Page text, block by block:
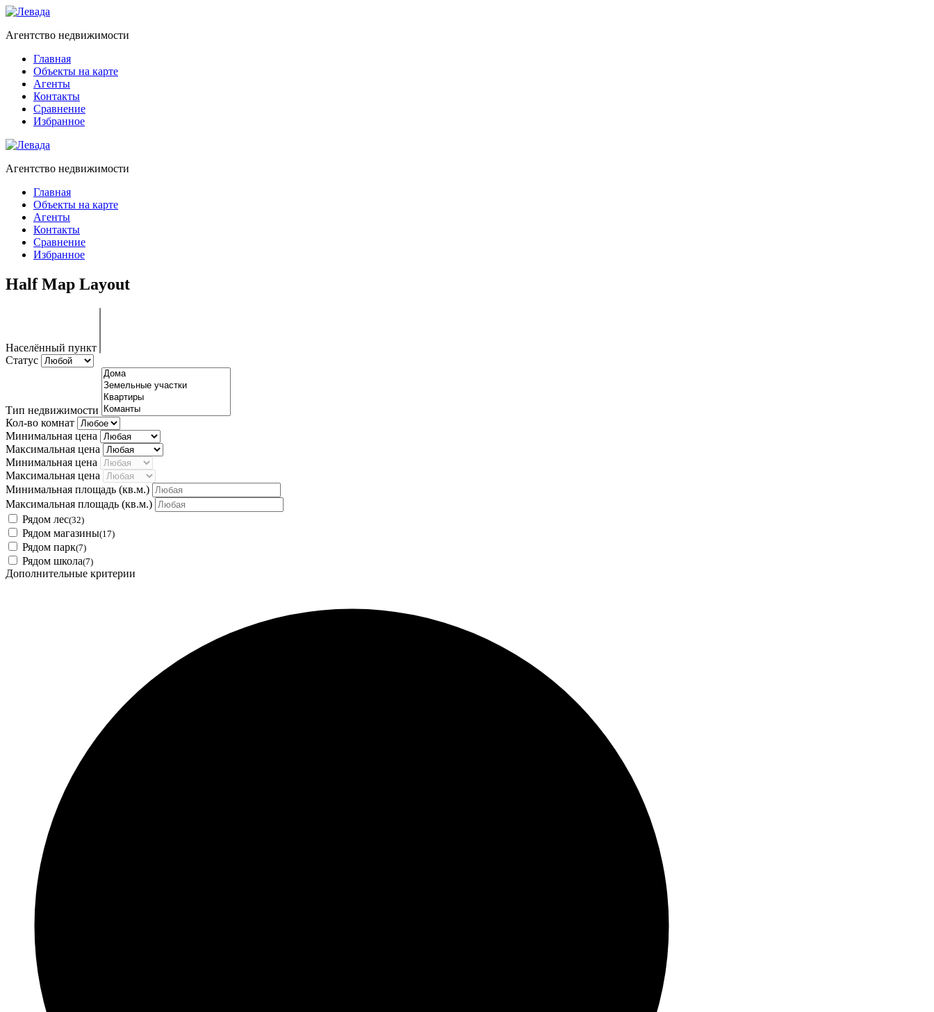
Агентство недвижимости
Главная
Объекты на карте
Агенты
Контакты
Сравнение
Избранное
Агентство недвижимости
Главная
Объекты на карте
Агенты
Контакты
Сравнение
Избранное
Half Map Layout
Населённый пункт
Статус
Тип недвижимости
Кол-во комнат
Минимальная цена
Максимальная цена
Минимальная цена
Максимальная цена
Минимальная площадь (кв.м.)
Максимальная площадь (кв.м.)
Рядом лес(32)
Рядом магазины(17)
Рядом парк(7)
Рядом школа(7)
Дополнительные критерии